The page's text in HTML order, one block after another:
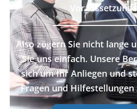
Also zögern Sie nicht lange
Sie uns einfach. Unsere
sich um Ihr Anliegen und
Fragen und Hilfestellungen